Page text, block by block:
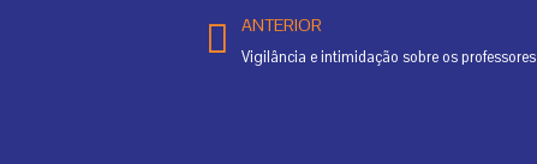
ANTERIOR
Vigilância e intimidação sobre os professores